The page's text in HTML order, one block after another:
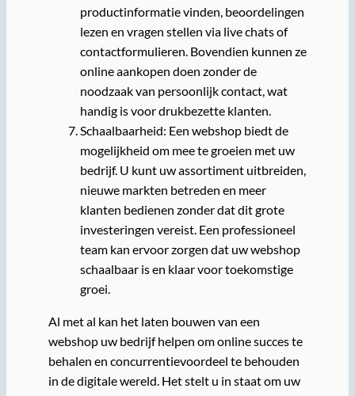
productinformatie vinden, beoordelingen
lezen en vragen stellen via live chats of
contactformulieren. Bovendien kunnen ze
online aankopen doen zonder de
noodzaak van persoonlijk contact, wat
handig is voor drukbezette klanten.
Schaalbaarheid: Een webshop biedt de
mogelijkheid om mee te groeien met uw
bedrijf. U kunt uw assortiment uitbreiden,
nieuwe markten betreden en meer
klanten bedienen zonder dat dit grote
investeringen vereist. Een professioneel
team kan ervoor zorgen dat uw webshop
schaalbaar is en klaar voor toekomstige
groei.
Al met al kan het laten bouwen van een
webshop uw bedrijf helpen om online succes te
behalen en concurrentievoordeel te behouden
in de digitale wereld. Het stelt u in staat om uw